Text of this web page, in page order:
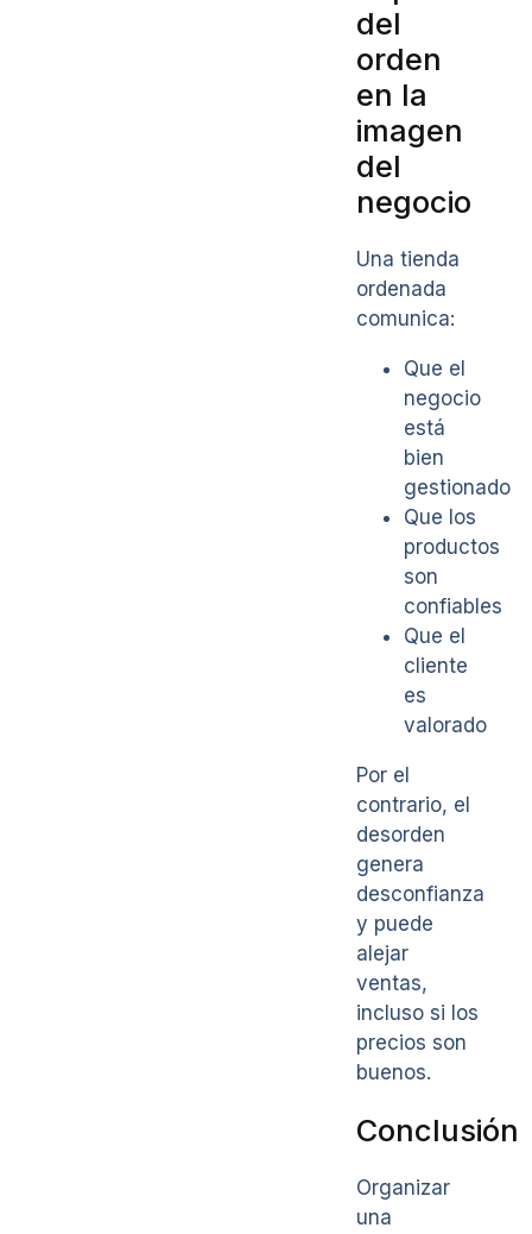
del
orden
en la
imagen
del
negocio
Una tienda
ordenada
comunica:
Que el
negocio
está
bien
gestionado
Que los
productos
son
confiables
Que el
cliente
es
valorado
Por el
contrario, el
desorden
genera
desconfianza
y puede
alejar
ventas,
incluso si los
precios son
buenos.
Conclusión
Organizar
una